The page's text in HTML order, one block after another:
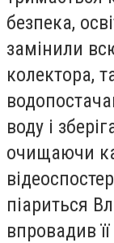
безпека,
замінили
колектора,
воду і
очищаючи
піариться
впровадив